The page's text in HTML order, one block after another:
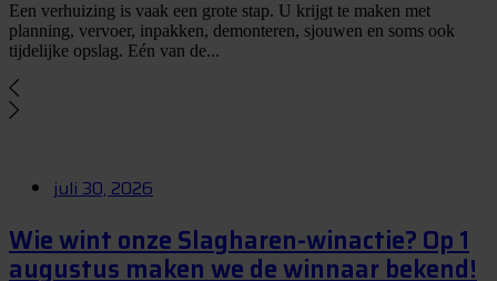
Een verhuizing is vaak een grote stap. U krijgt te maken met
planning, vervoer, inpakken, demonteren, sjouwen en soms ook
tijdelijke opslag. Eén van de...
juli 30, 2026
Wie wint onze Slagharen-winactie? Op 1
augustus maken we de winnaar bekend!